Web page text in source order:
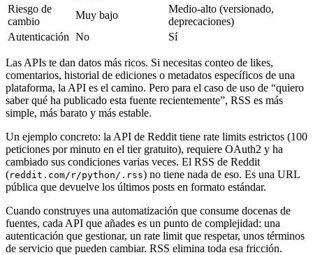
Riesgo de
cambio
Muy bajo
Medio-alto (versionado,
deprecaciones)
Autenticación No Sí
Las APIs te dan datos más ricos. Si necesitas conteo de likes,
comentarios, historial de ediciones o metadatos específicos de una
plataforma, la API es el camino. Pero para el caso de uso de “quiero
saber qué ha publicado esta fuente recientemente”, RSS es más
simple, más barato y más estable.
Un ejemplo concreto: la API de Reddit tiene rate limits estrictos (100
peticiones por minuto en el tier gratuito), requiere OAuth2 y ha
cambiado sus condiciones varias veces. El RSS de Reddit
(reddit.com/r/python/.rss) no tiene nada de eso. Es una URL
pública que devuelve los últimos posts en formato estándar.
Cuando construyes una automatización que consume docenas de
fuentes, cada API que añades es un punto de complejidad: una
autenticación que gestionar, un rate limit que respetar, unos términos
de servicio que pueden cambiar. RSS elimina toda esa fricción.